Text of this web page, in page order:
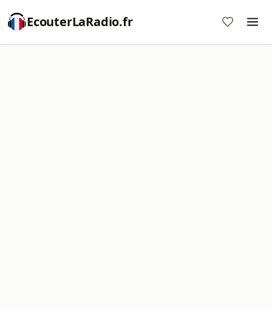
EcouterLaRadio.fr